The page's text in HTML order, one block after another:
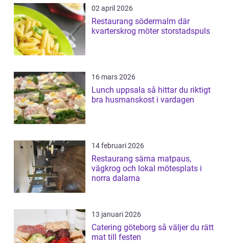
02 april 2026
Restaurang södermalm där
kvarterskrog möter storstadspuls
16 mars 2026
Lunch uppsala så hittar du riktigt
bra husmanskost i vardagen
14 februari 2026
Restaurang särna matpaus,
vägkrog och lokal mötesplats i
norra dalarna
13 januari 2026
Catering göteborg så väljer du rätt
mat till festen